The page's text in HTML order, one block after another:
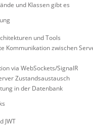
und Klassen gibt es
und Tools
Kommunikation zwischen
via WebSockets/SignalR
Zustandsaustausch
in der Datenbank
JWT